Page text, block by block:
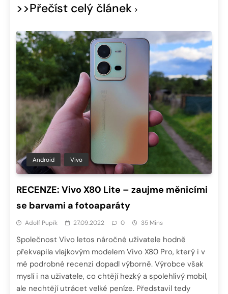
>>Přečíst celý článek
Android Vivo
RECENZE: Vivo X80 Lite – zaujme měnicími
se barvami a fotoaparáty
Adolf Pupík 27.09.2022 0 35 Mins
Společnost Vivo letos náročné uživatele hodně
překvapila vlajkovým modelem Vivo X80 Pro, který i v
mé podrobné recenzi dopadl výborně. Výrobce však
myslí i na uživatele, co chtějí hezký a spolehlivý mobil,
ale nechtějí utrácet velké peníze. Představil tedy